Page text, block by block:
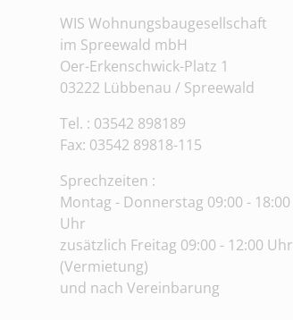
WIS Wohnungsbaugesellschaft
im Spreewald mbH
Oer-Erkenschwick-Platz 1
03222 Lübbenau / Spreewald
Tel. : 03542 898189
Fax: 03542 89818-115
Sprechzeiten :
Montag - Donnerstag 09:00 - 18:00
Uhr
zusätzlich Freitag 09:00 - 12:00 Uhr
(Vermietung)
und nach Vereinbarung